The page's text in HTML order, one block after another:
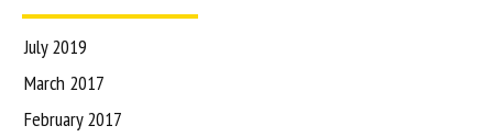
July 2019
March 2017
February 2017